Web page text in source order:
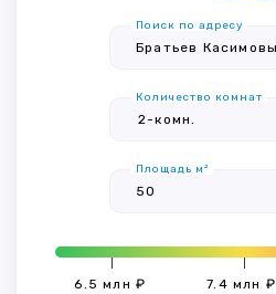
Поиск по адресу
Количество комнат
Площадь м²
6.5 млн ₽ 7.4 млн ₽